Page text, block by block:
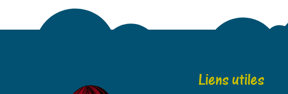
Liens utiles